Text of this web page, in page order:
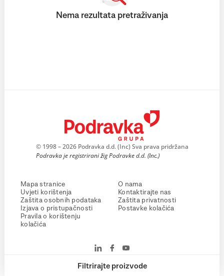
Filtrirajte proizvode
Nema rezultata pretraživanja
© 1998 – 2026 Podravka d.d. (Inc) Sva prava pridržana
Podravka je registrirani žig Podravke d.d. (Inc.)
Mapa stranice
Uvjeti korištenja
Zaštita osobnih podataka
Izjava o pristupačnosti
Pravila o korištenju
kolačića
O nama
Kontaktirajte nas
Zaštita privatnosti
Postavke kolačića